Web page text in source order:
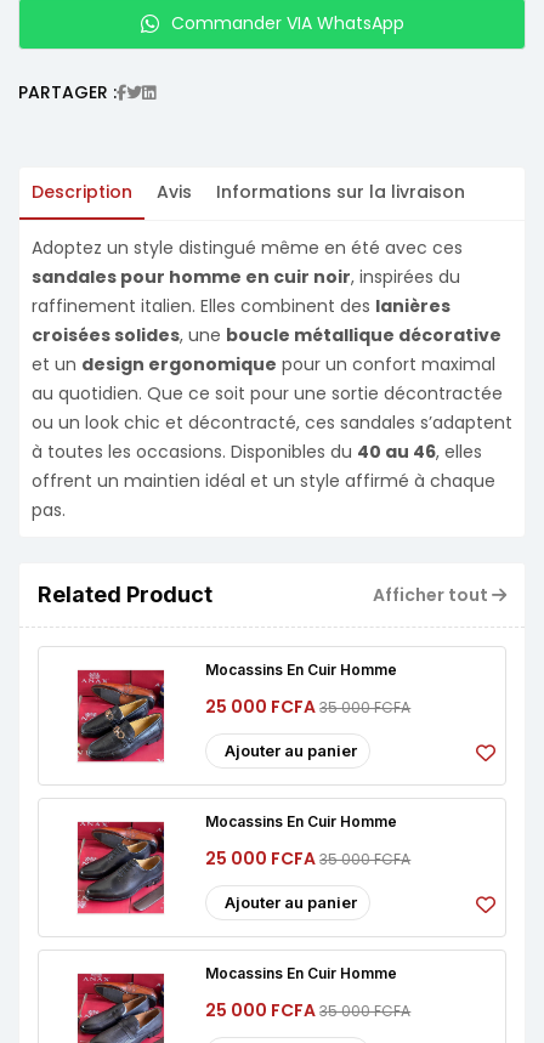
Commander VIA WhatsApp
PARTAGER :
Related Product Afficher tout
Mocassins En Cuir Homme
25 000 FCFA35 000 FCFA
Ajouter au panier
Mocassins En Cuir Homme
25 000 FCFA35 000 FCFA
Ajouter au panier
Mocassins En Cuir Homme
25 000 FCFA35 000 FCFA
Description Avis Informations sur la livraison
Adoptez un style distingué même en été avec ces
sandales pour homme en cuir noir, inspirées du
raffinement italien. Elles combinent des lanières
croisées solides, une boucle métallique décorative
et un design ergonomique pour un confort maximal
au quotidien. Que ce soit pour une sortie décontractée
ou un look chic et décontracté, ces sandales s’adaptent
à toutes les occasions. Disponibles du 40 au 46, elles
offrent un maintien idéal et un style affirmé à chaque
pas.